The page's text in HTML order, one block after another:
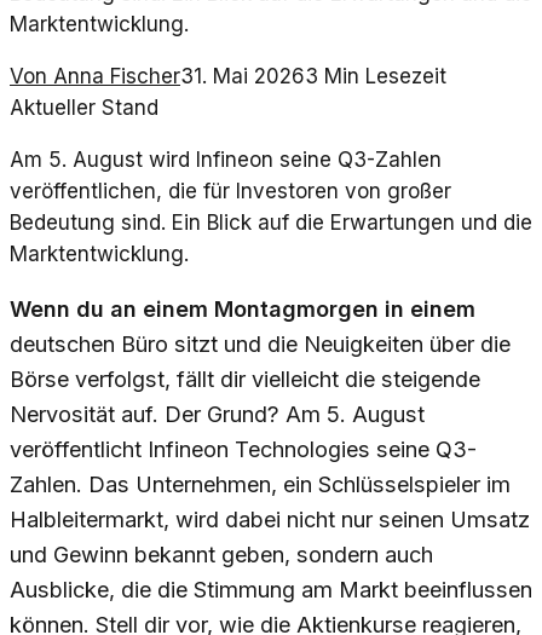
Marktentwicklung.
Von Anna Fischer31. Mai 20263 Min Lesezeit
Aktueller Stand
Am 5. August wird Infineon seine Q3-Zahlen
veröffentlichen, die für Investoren von großer
Bedeutung sind. Ein Blick auf die Erwartungen und die
Marktentwicklung.
Wenn du an einem Montagmorgen in einem
deutschen Büro sitzt und die Neuigkeiten über die
Börse verfolgst, fällt dir vielleicht die steigende
Nervosität auf. Der Grund? Am 5. August
veröffentlicht Infineon Technologies seine Q3-
Zahlen. Das Unternehmen, ein Schlüsselspieler im
Halbleitermarkt, wird dabei nicht nur seinen Umsatz
und Gewinn bekannt geben, sondern auch
Ausblicke, die die Stimmung am Markt beeinflussen
können. Stell dir vor, wie die Aktienkurse reagieren,